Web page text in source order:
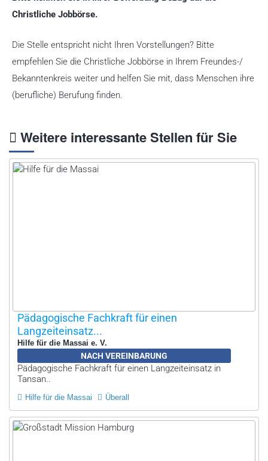
Christliche Jobbörse.
Die Stelle entspricht nicht Ihren Vorstellungen? Bitte
empfehlen Sie die Christliche Jobbörse in Ihrem Freundes-/
Bekanntenkreis weiter und helfen Sie mit, dass Menschen ihre
(berufliche) Berufung finden.
Weitere interessante Stellen für Sie
Pädagogische Fachkraft für einen
Langzeiteinsatz...
Hilfe für die Massai e. V.
NACH VEREINBARUNG
Pädagogische Fachkraft für einen Langzeiteinsatz in
Tansan..
Hilfe für die Massai Überall